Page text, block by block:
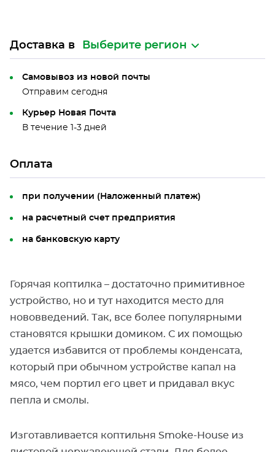
Доставка в Выберите регион
Самовывоз из новой почты
Отправим сегодня
Курьер Новая Почта
В течение 1-3 дней
Оплата
при получении (Наложенный платеж)
на расчетный счет предприятия
на банковскую карту
Горячая коптилка – достаточно примитивное
устройство, но и тут находится место для
нововведений. Так, все более популярными
становятся крышки домиком. С их помощью
удается избавится от проблемы конденсата,
который при обычном устройстве капал на
мясо, чем портил его цвет и придавал вкус
пепла и смолы.
Изготавливается коптильня Smoke-House из